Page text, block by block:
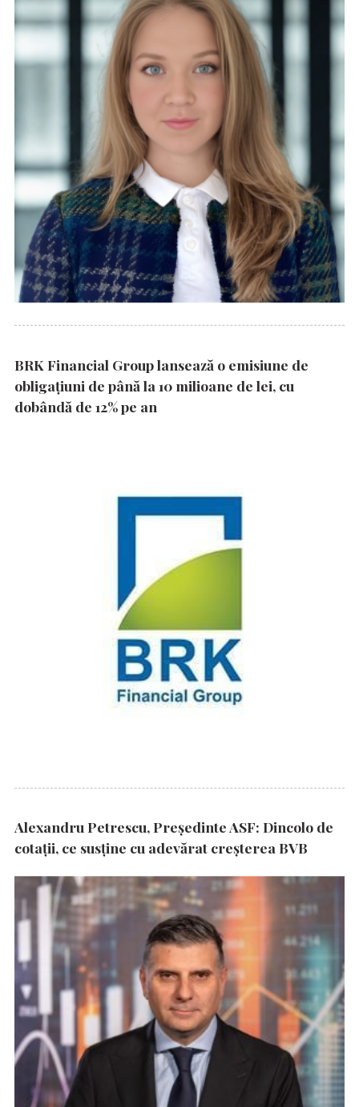
BRK Financial Group lansează o emisiune de
obligațiuni de până la 10 milioane de lei, cu
dobândă de 12% pe an
Alexandru Petrescu, Președinte ASF: Dincolo de
cotații, ce susține cu adevărat creșterea BVB